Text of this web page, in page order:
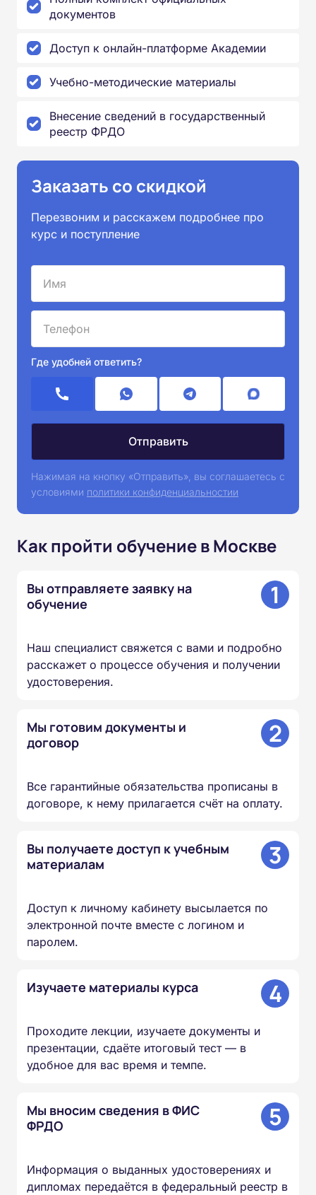
документов
Доступ к онлайн-платформе Академии
Учебно-методические материалы
Внесение сведений в государственный
реестр ФРДО
Заказать со скидкой
Перезвоним и расскажем подробнее про
курс и поступление
Где удобней ответить?
Нажимая на кнопку «Отправить», вы соглашаетесь с
условиями политики конфиденциальностии
Как пройти обучение в Москве
Вы отправляете заявку на
обучение
1
Наш специалист свяжется с вами и подробно
расскажет о процессе обучения и получении
удостоверения.
Мы готовим документы и
договор
2
Все гарантийные обязательства прописаны в
договоре, к нему прилагается счёт на оплату.
Вы получаете доступ к учебным
материалам
3
Доступ к личному кабинету высылается по
электронной почте вместе с логином и
паролем.
Изучаете материалы курса 4
Проходите лекции, изучаете документы и
презентации, сдаёте итоговый тест — в
удобное для вас время и темпе.
Мы вносим сведения в ФИС
ФРДО
5
Информация о выданных удостоверениях и
дипломах передаётся в федеральный реестр в